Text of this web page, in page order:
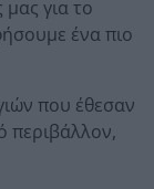
για το
ένα πιο
που έθεσαν
περιβάλλον,